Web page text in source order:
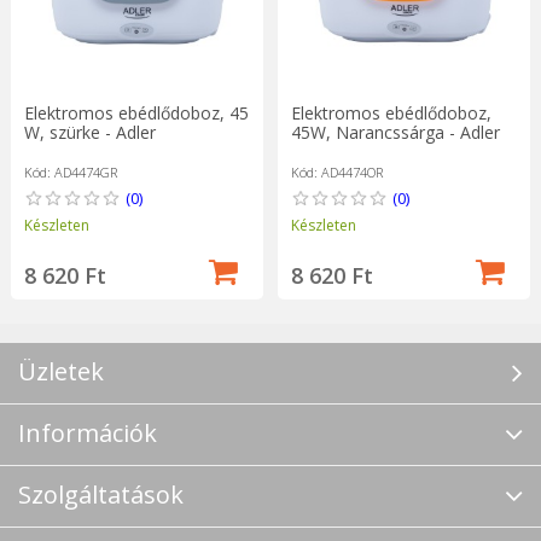
Elektromos ebédlődoboz, 45
W, szürke - Adler
Kód: AD4474GR
(0)
Készleten
8 620 Ft
Elektromos ebédlődoboz,
45W, Narancssárga - Adler
Kód: AD4474OR
(0)
Készleten
8 620 Ft
Üzletek
Információk
Szolgáltatások